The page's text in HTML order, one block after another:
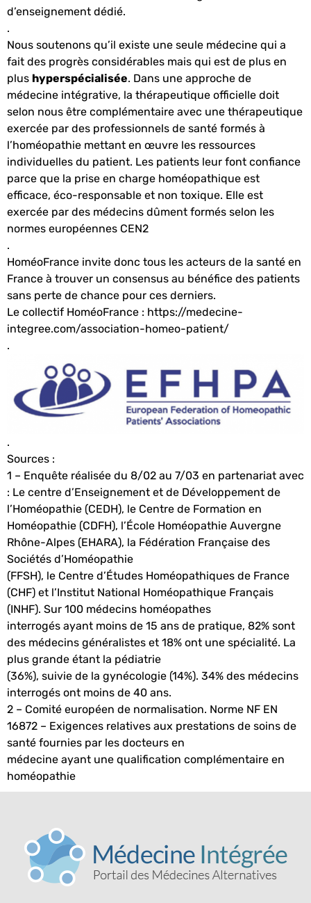
d’enseignement dédié.
.
Nous soutenons qu’il existe une seule médecine qui a
fait des progrès considérables mais qui est de plus en
plus hyperspécialisée. Dans une approche de
médecine intégrative, la thérapeutique officielle doit
selon nous être complémentaire avec une thérapeutique
exercée par des professionnels de santé formés à
l’homéopathie mettant en œuvre les ressources
individuelles du patient. Les patients leur font confiance
parce que la prise en charge homéopathique est
efficace, éco-responsable et non toxique. Elle est
exercée par des médecins dûment formés selon les
normes européennes CEN2
.
HoméoFrance invite donc tous les acteurs de la santé en
France à trouver un consensus au bénéfice des patients
sans perte de chance pour ces derniers.
Le collectif HoméoFrance : https://medecine-
integree.com/association-homeo-patient/
.
.
Sources :
1 – Enquête réalisée du 8/02 au 7/03 en partenariat avec
: Le centre d’Enseignement et de Développement de
l’Homéopathie (CEDH), le Centre de Formation en
Homéopathie (CDFH), l’École Homéopathie Auvergne
Rhône-Alpes (EHARA), la Fédération Française des
Sociétés d’Homéopathie
(FFSH), le Centre d’Études Homéopathiques de France
(CHF) et l’Institut National Homéopathique Français
(INHF). Sur 100 médecins homéopathes
interrogés ayant moins de 15 ans de pratique, 82% sont
des médecins généralistes et 18% ont une spécialité. La
plus grande étant la pédiatrie
(36%), suivie de la gynécologie (14%). 34% des médecins
interrogés ont moins de 40 ans.
2 – Comité européen de normalisation. Norme NF EN
16872 – Exigences relatives aux prestations de soins de
santé fournies par les docteurs en
médecine ayant une qualification complémentaire en
homéopathie